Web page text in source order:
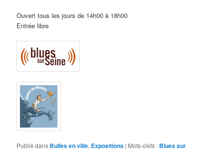
Ouvert tous les jours de 14h00 à 18h00
Entrée libre
Publié dans Bulles en ville, Expositions | Mots-clefs : Blues sur